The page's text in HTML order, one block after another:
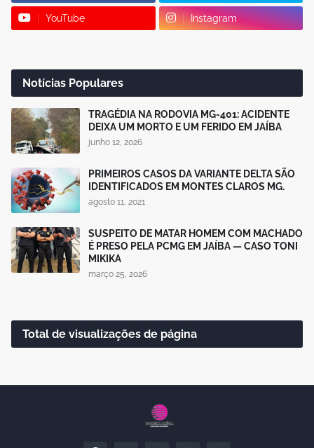
YouTube Instagram
Notícias Populares
TRAGÉDIA NA RODOVIA MG-401: ACIDENTE
DEIXA UM MORTO E UM FERIDO EM JAÍBA
junho 12, 2026
PRIMEIROS CASOS DA VARIANTE DELTA SÃO
IDENTIFICADOS EM MONTES CLAROS MG.
agosto 11, 2021
SUSPEITO DE MATAR HOMEM COM MACHADO
É PRESO PELA PCMG EM JAÍBA — CASO TONI
MIKIKA
março 25, 2026
Total de visualizações de página